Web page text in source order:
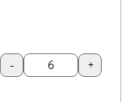
- +